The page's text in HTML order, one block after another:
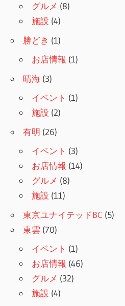
グルメ (8)
施設 (4)
勝どき (1)
お店情報 (1)
晴海 (3)
イベント (1)
施設 (2)
有明 (26)
イベント (3)
お店情報 (14)
グルメ (8)
施設 (11)
東京ユナイテッドBC (5)
東雲 (70)
イベント (1)
お店情報 (46)
グルメ (32)
施設 (4)